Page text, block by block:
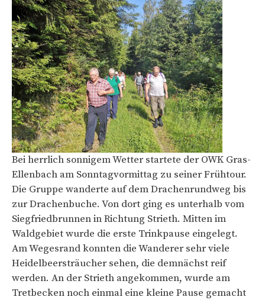
Bei herrlich sonnigem Wetter startete der OWK Gras-
Ellenbach am Sonntagvormittag zu seiner Frühtour.
Die Gruppe wanderte auf dem Drachenrundweg bis
zur Drachenbuche. Von dort ging es unterhalb vom
Siegfriedbrunnen in Richtung Strieth. Mitten im
Waldgebiet wurde die erste Trinkpause eingelegt.
Am Wegesrand konnten die Wanderer sehr viele
Heidelbeersträucher sehen, die demnächst reif
werden. An der Strieth angekommen, wurde am
Tretbecken noch einmal eine kleine Pause gemacht